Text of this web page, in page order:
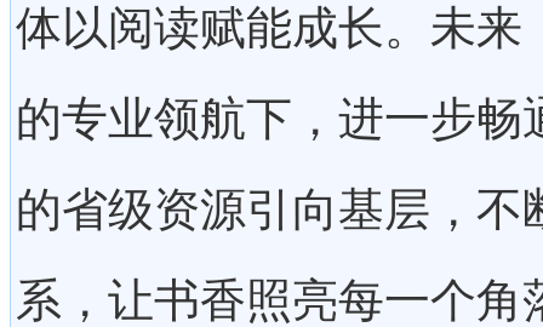
体以阅读赋能成长。未
的专业领航下，进一步
的省级资源引向基层，
系，让书香照亮每一个